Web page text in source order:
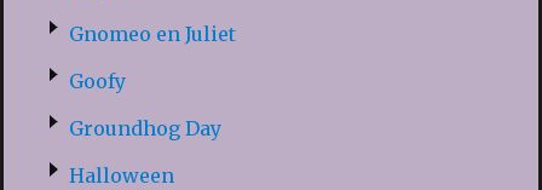
Gnomeo en Juliet
Goofy
Groundhog Day
Halloween